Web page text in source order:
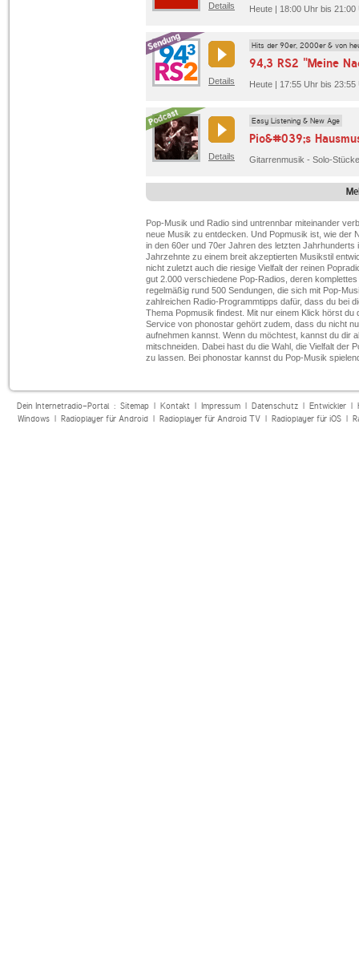
Details Heute | 18:00 Uhr bis 21:00
Details
Hits der 90er, 2000er & von
94,3 RS2 "Meine
Heute | 17:55 Uhr bis 23:55
Details
Easy Listening & New Age
Pio&#039;s
Pop-Musik und Radio sind untrennbar miteinander
neue Musik zu entdecken. Und Popmusik ist, wie der
in den 60er und 70er Jahren des letzten
Jahrzehnte zu einem breit akzeptierten Musikstil
nicht zuletzt auch die riesige Vielfalt der reinen
gut 2.000 verschiedene Pop-Radios, deren
regelmäßig rund 500 Sendungen, die sich mit Pop-
zahlreichen Radio-Programmtipps dafür, dass du bei
Thema Popmusik findest. Mit nur einem Klick hörst
Service von phonostar gehört zudem, dass du nicht
aufnehmen kannst. Wenn du möchtest, kannst du dir
mitschneiden. Dabei hast du die Wahl, die Vielfalt der
zu lassen. Bei phonostar kannst du Pop-Musik
Dein Internetradio-Portal : Sitemap| Kontakt| Impressum| Datenschutz| Entwickler|
Windows| Radioplayer für Android| Radioplayer für Android TV| Radioplayer für iOS|